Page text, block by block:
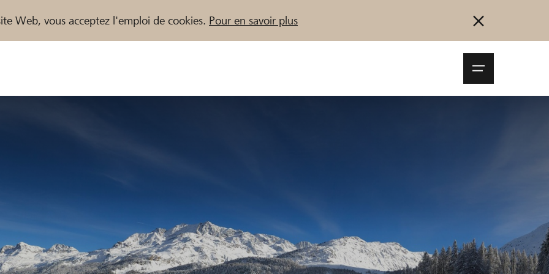
Web, vous acceptez l'emploi de cookies. Pour en savoir plus